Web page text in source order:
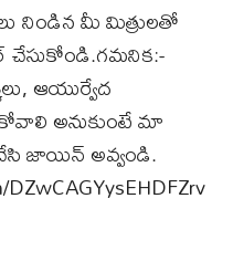
నిండిన మీ మిత్రులతో
చేసుకోండి.గమనిక:-
ఆయుర్వేద
అనుకుంటే మా
జాయిన్ అవ్వండి.